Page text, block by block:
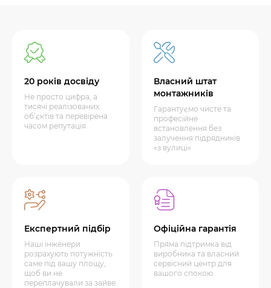
20 років досвіду
Не просто цифра, а
тисячі реалізованих
об’єктів та перевірена
часом репутація.
Власний штат
монтажників
Гарантуємо чисте та
професійне
встановлення без
залучення підрядників
«з вулиці»
Експертний підбір
Наші інженери
розрахують потужність
саме під вашу площу,
щоб ви не
переплачували за зайве.
Офіційна гарантія
Пряма підтримка від
виробника та власний
сервісний центр для
вашого спокою.